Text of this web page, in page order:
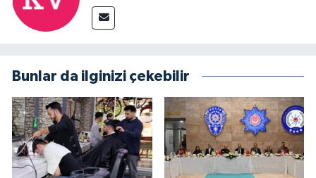
Bunlar da ilginizi çekebilir